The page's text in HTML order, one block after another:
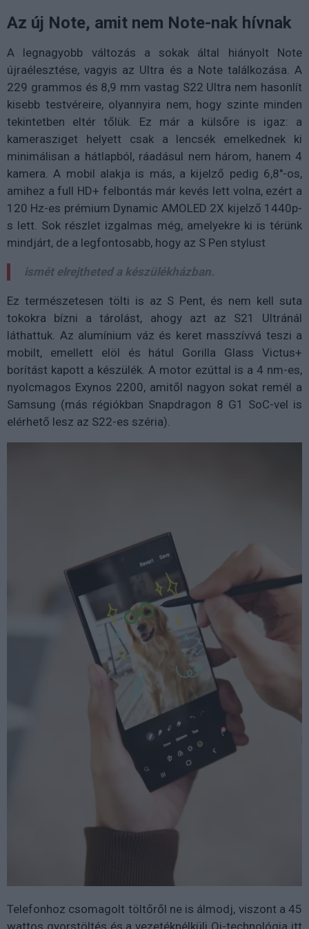
Az új Note, amit nem Note-nak hívnak
A legnagyobb változás a sokak által hiányolt Note
újraélesztése, vagyis az Ultra és a Note találkozása. A
229 grammos és 8,9 mm vastag S22 Ultra nem hasonlít
kisebb testvéreire, olyannyira nem, hogy szinte minden
tekintetben eltér tőlük. Ez már a külsőre is igaz: a
kamerasziget helyett csak a lencsék emelkednek ki
minimálisan a hátlapból, ráadásul nem három, hanem 4
kamera. A mobil alakja is más, a kijelző pedig 6,8"-os,
amihez a full HD+ felbontás már kevés lett volna, ezért a
120 Hz-es prémium Dynamic AMOLED 2X kijelző 1440p-
s lett. Sok részlet izgalmas még, amelyekre ki is térünk
mindjárt, de a legfontosabb, hogy az S Pen stylust
ismét elrejtheted a készülékházban.
Ez természetesen tölti is az S Pent, és nem kell suta
tokokra bízni a tárolást, ahogy azt az S21 Ultránál
láthattuk. Az alumínium váz és keret masszívvá teszi a
mobilt, emellett elöl és hátul Gorilla Glass Victus+
borítást kapott a készülék. A motor ezúttal is a 4 nm-es,
nyolcmagos Exynos 2200, amitől nagyon sokat remél a
Samsung (más régiókban Snapdragon 8 G1 SoC-vel is
elérhető lesz az S22-es széria).
Telefonhoz csomagolt töltőről ne is álmodj, viszont a 45